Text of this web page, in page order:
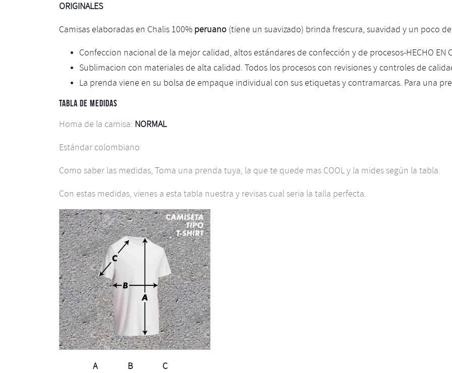
ORIGINALES
Camisas elaboradas en Chalis 100% peruano (tiene un suavizado) brinda frescura, suavidad y un poco
Confeccion nacional de la mejor calidad, altos estándares de confección y de procesos-HECHO EN
Sublimacion con materiales de alta calidad. Todos los procesos con revisiones y controles de
La prenda viene en su bolsa de empaque individual con sus etiquetas y contramarcas. Para una
TABLA DE MEDIDAS
Homa de la camisa: NORMAL
Estándar colombiano
Como saber las medidas, Toma una prenda tuya, la que te quede mas COOL y la mides según la tabla.
Con estas medidas, vienes a esta tabla nuestra y revisas cual seria la talla perfecta.
A B
C